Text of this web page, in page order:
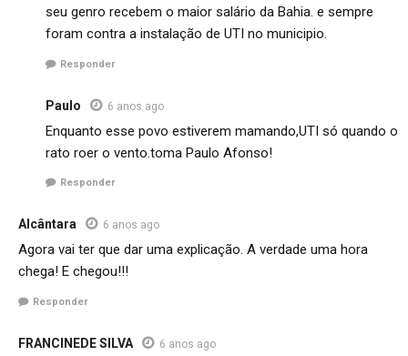
seu genro recebem o maior salário da Bahia. e sempre
foram contra a instalação de UTI no municipio.
Responder
Paulo 6 anos ago
Enquanto esse povo estiverem mamando,UTI só quando o
rato roer o vento.toma Paulo Afonso!
Responder
Alcântara 6 anos ago
Agora vai ter que dar uma explicação. A verdade uma hora
chega! E chegou!!!
Responder
FRANCINEDE SILVA 6 anos ago